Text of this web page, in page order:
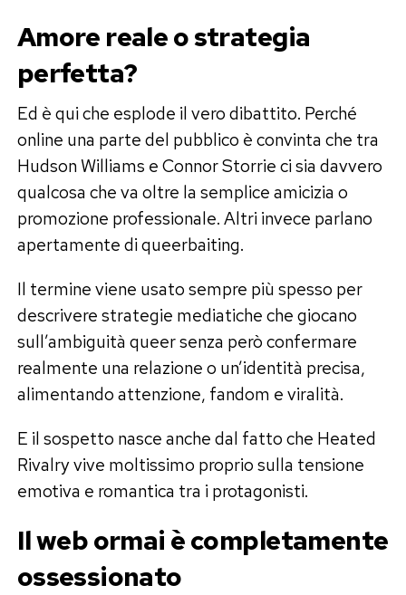
Amore reale o strategia
perfetta?
Ed è qui che esplode il vero dibattito. Perché
online una parte del pubblico è convinta che tra
Hudson Williams e Connor Storrie ci sia davvero
qualcosa che va oltre la semplice amicizia o
promozione professionale. Altri invece parlano
apertamente di queerbaiting.
Il termine viene usato sempre più spesso per
descrivere strategie mediatiche che giocano
sull’ambiguità queer senza però confermare
realmente una relazione o un’identità precisa,
alimentando attenzione, fandom e viralità.
E il sospetto nasce anche dal fatto che Heated
Rivalry vive moltissimo proprio sulla tensione
emotiva e romantica tra i protagonisti.
Il web ormai è completamente
ossessionato